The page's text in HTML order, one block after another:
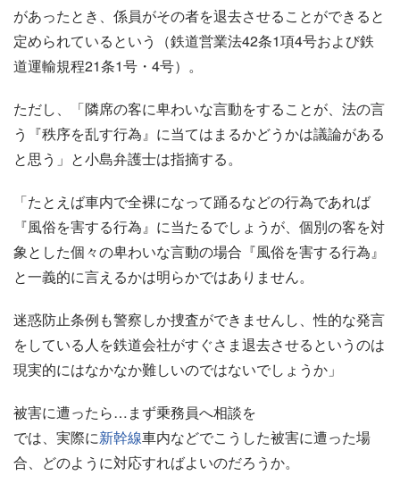
があったとき、係員がその者を退去させることができると
定められているという（鉄道営業法42条1項4号および鉄
道運輸規程21条1号・4号）。
ただし、「隣席の客に卑わいな言動をすることが、法の言
う『秩序を乱す行為』に当てはまるかどうかは議論がある
と思う」と小島弁護士は指摘する。
「たとえば車内で全裸になって踊るなどの行為であれば
『風俗を害する行為』に当たるでしょうが、個別の客を対
象とした個々の卑わいな言動の場合『風俗を害する行為』
と一義的に言えるかは明らかではありません。
迷惑防止条例も警察しか捜査ができませんし、性的な発言
をしている人を鉄道会社がすぐさま退去させるというのは
現実的にはなかなか難しいのではないでしょうか」
被害に遭ったら…まず乗務員へ相談を
では、実際に新幹線車内などでこうした被害に遭った場
合、どのように対応すればよいのだろうか。